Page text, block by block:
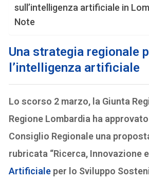
sull’intelligenza artificiale in
Note
Una strategia regionale
l’intelligenza artificiale
Lo scorso 2 marzo, la Giunta
Regione Lombardia ha
Consiglio Regionale una
rubricata “Ricerca, Innovazione e
Artificiale per lo Sviluppo